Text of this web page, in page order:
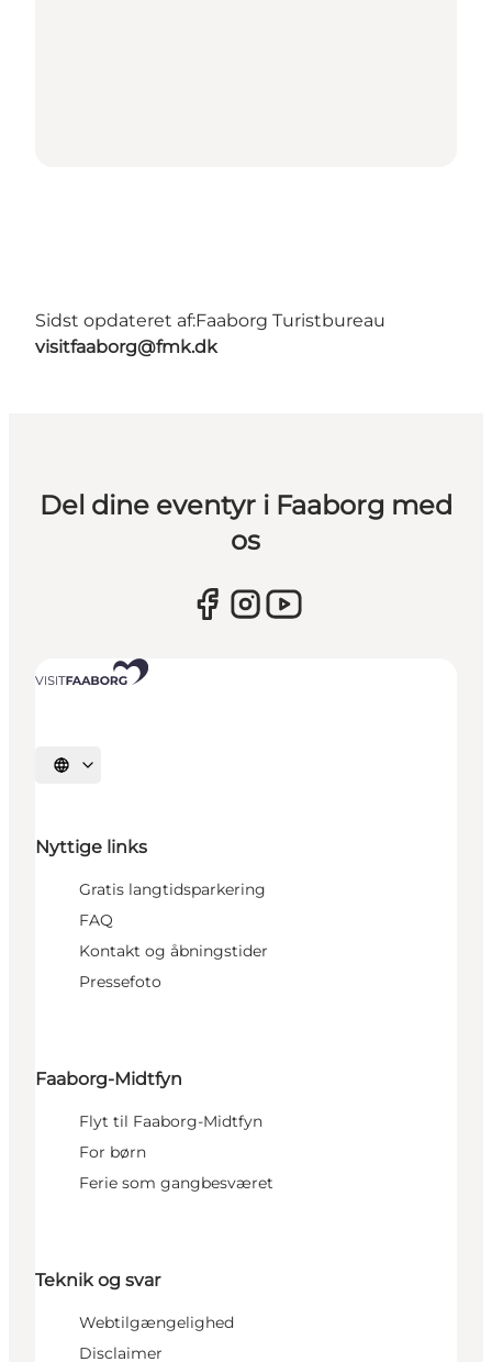
Sidst opdateret af:Faaborg Turistbureau
visitfaaborg@fmk.dk
Del dine eventyr i Faaborg med
os
Vælg sprog
Nyttige links
Gratis langtidsparkering
FAQ
Kontakt og åbningstider
Pressefoto
Faaborg-Midtfyn
Flyt til Faaborg-Midtfyn
For børn
Ferie som gangbesværet
Teknik og svar
Webtilgængelighed
Disclaimer